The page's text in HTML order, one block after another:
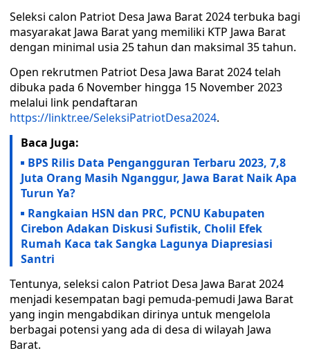
Seleksi calon Patriot Desa Jawa Barat 2024 terbuka bagi
masyarakat Jawa Barat yang memiliki KTP Jawa Barat
dengan minimal usia 25 tahun dan maksimal 35 tahun.
Open rekrutmen Patriot Desa Jawa Barat 2024 telah
dibuka pada 6 November hingga 15 November 2023
melalui link pendaftaran
https://linktr.ee/SeleksiPatriotDesa2024.
Baca Juga:
BPS Rilis Data Pengangguran Terbaru 2023, 7,8
Juta Orang Masih Nganggur, Jawa Barat Naik Apa
Turun Ya?
Rangkaian HSN dan PRC, PCNU Kabupaten
Cirebon Adakan Diskusi Sufistik, Cholil Efek
Rumah Kaca tak Sangka Lagunya Diapresiasi
Santri
Tentunya, seleksi calon Patriot Desa Jawa Barat 2024
menjadi kesempatan bagi pemuda-pemudi Jawa Barat
yang ingin mengabdikan dirinya untuk mengelola
berbagai potensi yang ada di desa di wilayah Jawa
Barat.